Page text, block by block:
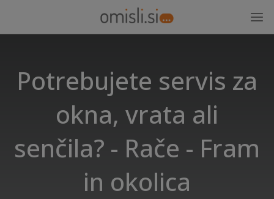
Potrebujete servis za
okna, vrata ali
senčila? - Rače - Fram
in okolica